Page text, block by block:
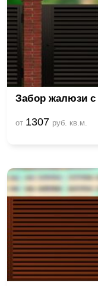
Забор жалюзи
от 1307 руб. кв.м.